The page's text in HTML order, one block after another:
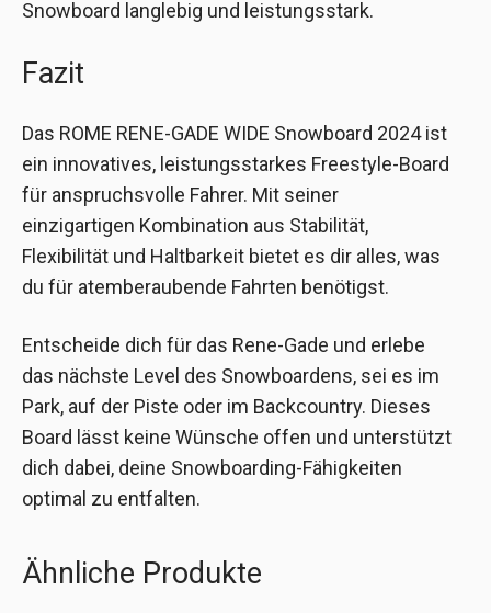
Snowboard langlebig und leistungsstark.
Fazit
Das ROME RENE-GADE WIDE Snowboard 2024 ist
ein innovatives, leistungsstarkes Freestyle-Board
für anspruchsvolle Fahrer. Mit seiner
einzigartigen Kombination aus Stabilität,
Flexibilität und Haltbarkeit bietet es dir alles, was
du für atemberaubende Fahrten benötigst.
Entscheide dich für das Rene-Gade und erlebe
das nächste Level des Snowboardens, sei es im
Park, auf der Piste oder im Backcountry. Dieses
Board lässt keine Wünsche offen und unterstützt
dich dabei, deine Snowboarding-Fähigkeiten
optimal zu entfalten.
Ähnliche Produkte